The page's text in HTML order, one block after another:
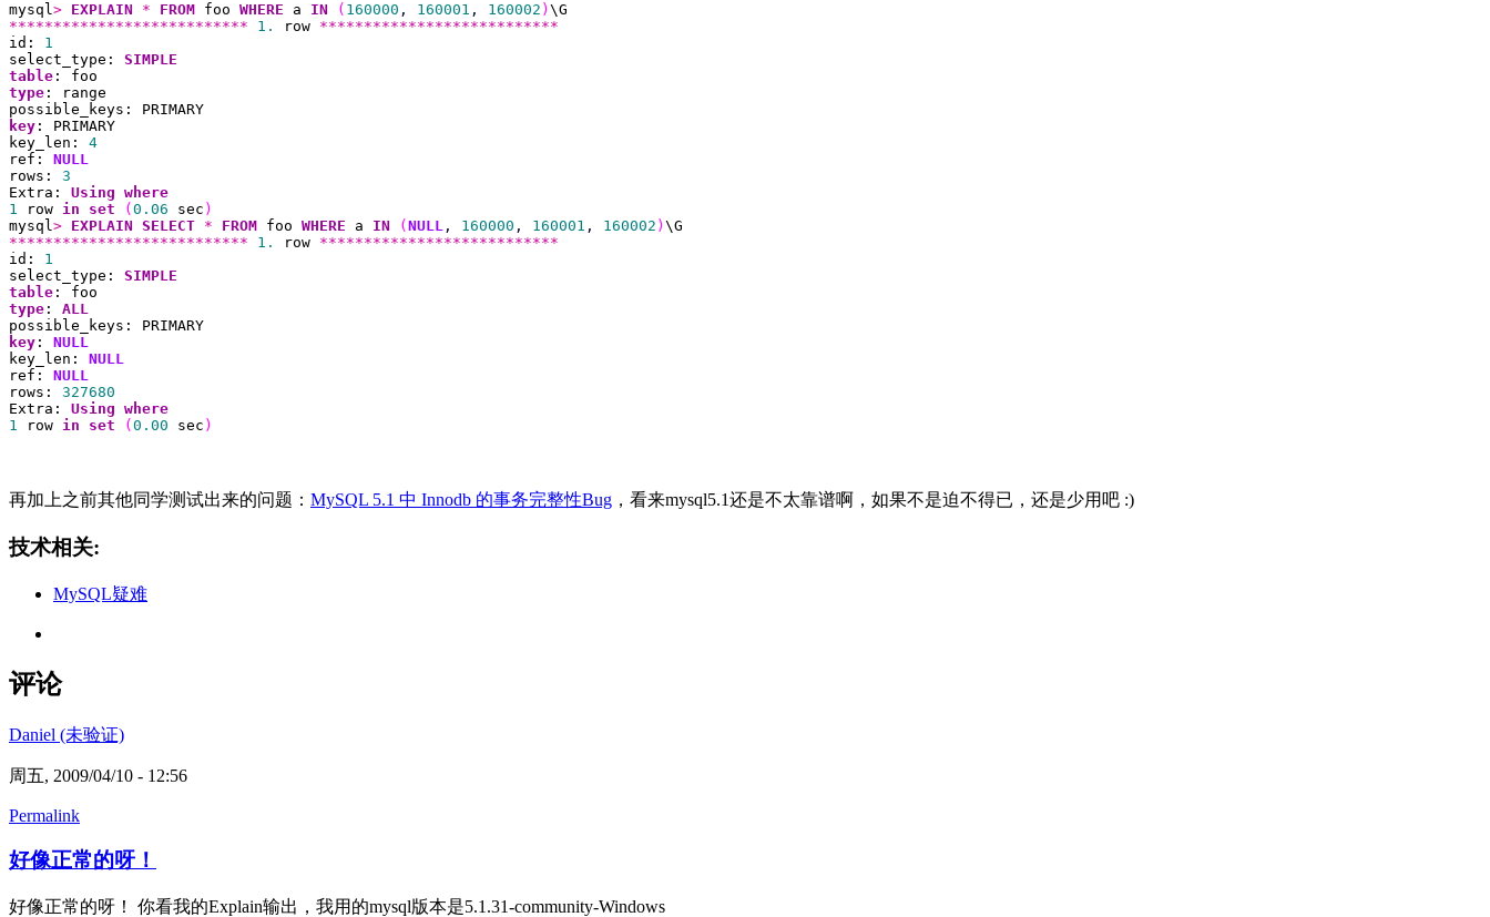
mysql> EXPLAIN * FROM foo WHERE a IN ( 160000 , 160001 , 160002 )
***************************
1. row ***************************
id: 1
select_type: SIMPLE
table
type : range
key : PRIMARY
key_len: 4
ref: NULL
rows: 3
Extra: Using where
1 row in set ( 0.06 sec )
mysql> EXPLAIN SELECT * FROM foo WHERE a IN ( NULL , 160000 , 160001 , 160002 )
***************************
1. row ***************************
id: 1
select_type: SIMPLE
table
type : ALL
key : NULL
key_len: NULL
ref: NULL
rows: 327680
Extra: Using where
1 row in set ( 0.00 sec )
再加上之前其他同学测试出来的问题： MySQL 5.1 中 Innodb 的事务完整性Bug ，看来mysql5.1还是不太靠谱啊，如果不是迫不得已，还是少用吧 :)
技术相关:
MySQL疑难
评论
Daniel (未验证)
周五, 2009/04/10 - 12:56
Permalink
好像正常的呀！
好像正常的呀！ 你看我的Explain输出，我用的mysql版本是5.1.31-community-Windows